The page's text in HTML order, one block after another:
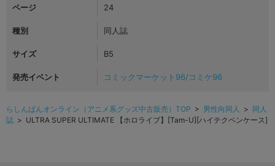
ページ 24
種別 同人誌
サイズ B5
発売イベント コミックマーケット96/コミケ96
らしんばんオンライン（アニメ系グッズ中古販売）TOP > 男性向同人 > 同人
誌 > ULTRA SUPER ULTIMATE 【ホロライブ】[Tam-U][ハイテクペンケース]